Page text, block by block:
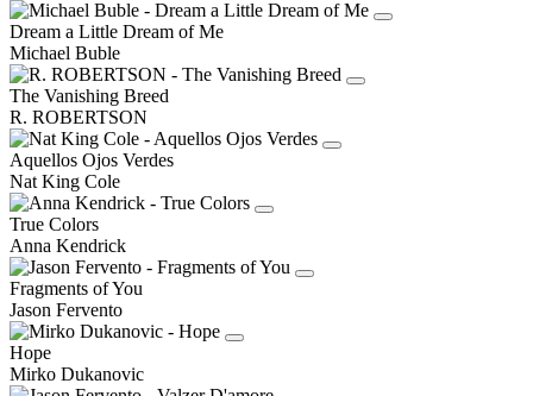
Dream a Little Dream of Me
Michael Buble
The Vanishing Breed
R. ROBERTSON
Aquellos Ojos Verdes
Nat King Cole
True Colors
Anna Kendrick
Fragments of You
Jason Fervento
Hope
Mirko Dukanovic